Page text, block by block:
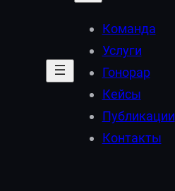
Команда
Услуги
Гонорар
Кейсы
Публикации
Контакты